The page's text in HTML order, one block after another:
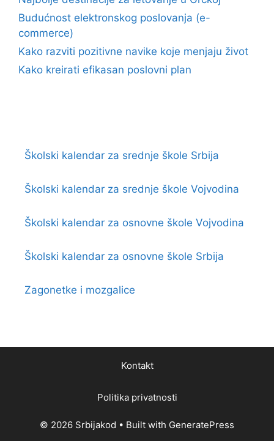
Budućnost elektronskog poslovanja (e-
commerce)
Kako razviti pozitivne navike koje menjaju život
Kako kreirati efikasan poslovni plan
Školski kalendar za srednje škole Srbija
Školski kalendar za srednje škole Vojvodina
Školski kalendar za osnovne škole Vojvodina
Školski kalendar za osnovne škole Srbija
Zagonetke i mozgalice
Kontakt
Politika privatnosti
© 2026 Srbijakod • Built with GeneratePress